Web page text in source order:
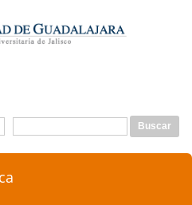
Formulario de búsqueda
Buscar